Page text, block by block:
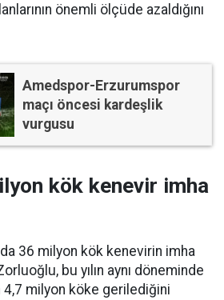
önemli ölçüde azaldığını
Amedspor-Erzurumspor
maçı öncesi kardeşlik
vurgusu
kök kenevir imha
36 milyon kök kenevirin imha
bu yılın aynı döneminde
4,7 milyon köke gerilediğini